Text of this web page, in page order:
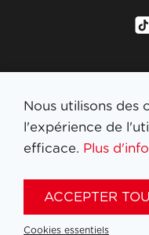
Nous utilisons des
l'expérience de
efficace. Plus
ACCEPTER
Cookies essentiels